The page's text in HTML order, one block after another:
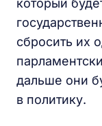
который
сбросить их
дальше они
в политику.